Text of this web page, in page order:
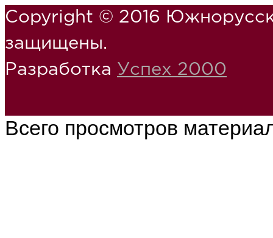
Copyright © 2016
защищены.
Разработка Успех 2000
Всего просмотров